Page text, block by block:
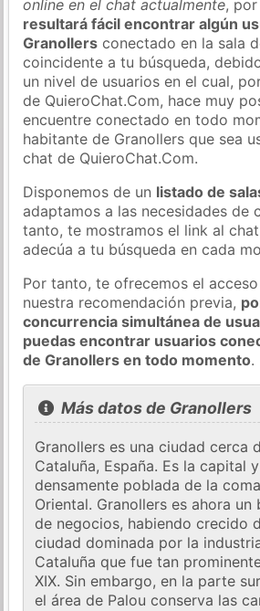
online en el chat actualmente,
resultará fácil encontrar algún
Granollers conectado en la sala
coincidente a tu búsqueda,
un nivel de usuarios en el cual,
de QuieroChat.Com, hace muy
encuentre conectado en todo
habitante de Granollers que sea
chat de QuieroChat.Com.
Disponemos de un listado de
adaptamos a las necesidades de
tanto, te mostramos el link al
adecúa a tu búsqueda en cada
Por tanto, te ofrecemos el
nuestra recomendación previa,
concurrencia simultánea de
puedas encontrar usuarios
de Granollers en todo momento.
Más datos de Granollers
Granollers es una ciudad cerca
Cataluña, España. Es la capital
densamente poblada de la
Oriental. Granollers es ahora
de negocios, habiendo crecido
ciudad dominada por la
Cataluña que fue tan
XIX. Sin embargo, en la parte
el área de Palou conserva las